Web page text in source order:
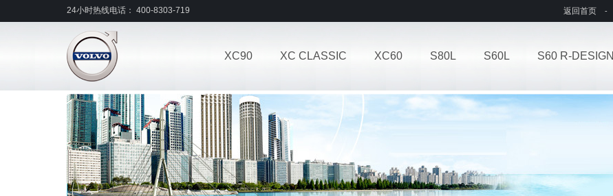
24小时热线电话： 400-8303-719 返回首页 -
XC90 XC CLASSIC XC60 S80L S60L S60 R-DESIGN